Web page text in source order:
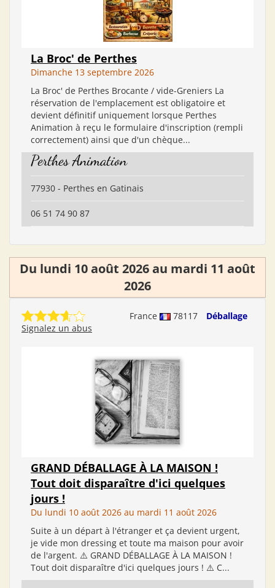
La Broc' de Perthes
Dimanche 13 septembre 2026
La Broc' de Perthes Brocante / vide-Greniers La
réservation de l'emplacement est obligatoire et
devient définitif uniquement lorsque Perthes
Animation à reçu le formulaire d'inscription (rempli
correctement) ainsi que d'un chèque...
Perthes Animation
77930 - Perthes en Gatinais
06 51 74 90 87
Du lundi 10 août 2026 au mardi 11 août
2026
France 78117
Déballage
Signalez un abus
GRAND DÉBALLAGE À LA MAISON !
Tout doit disparaître d'ici quelques
jours !
Du lundi 10 août 2026 au mardi 11 août 2026
Suite à un départ à l'étranger et ça devient urgent,
je vide mon dressing et toute ma maison pour avoir
de l'argent. ⚠️ GRAND DÉBALLAGE À LA MAISON !
Tout doit disparaître d'ici quelques jours ! ⚠️ C...